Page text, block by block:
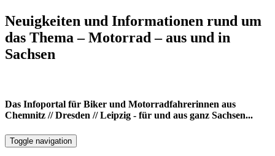
Neuigkeiten und Informationen rund um
das Thema – Motorrad – aus und in
Sachsen
Das Infoportal für Biker und Motorradfahrerinnen aus
Chemnitz // Dresden // Leipzig - für und aus ganz Sachsen...
Toggle navigation